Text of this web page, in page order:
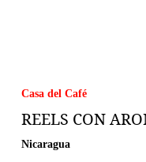
Casa del Café
REELS CON
Nicaragua